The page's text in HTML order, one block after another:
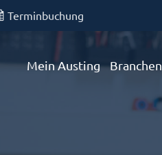
Terminbuchung
Mein Austing Branchen